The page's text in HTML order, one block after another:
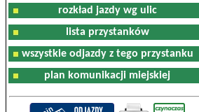
rozkład jazdy wg ulic
lista przystanków
wszystkie odjazdy z tego przystanku
plan komunikacji miejskiej